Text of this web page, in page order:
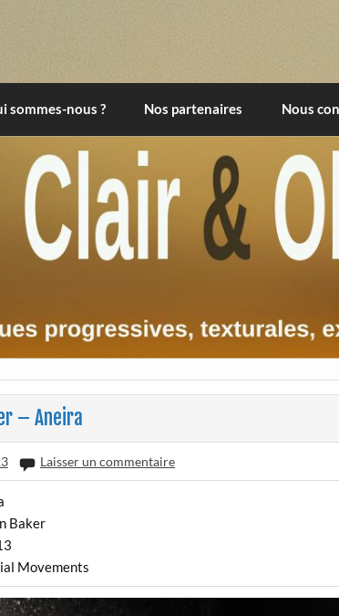
sommes-nous ? Nos partenaires Nous
– Aneira
Laisser un commentaire
Baker
Movements